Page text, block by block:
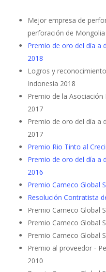
Mejor empresa de
perforación de Mongolia
Premio de oro del día a
2018
Logros y
Indonesia 2018
Premio de la
2017
Premio de oro del día a
2017
Premio Rio Tinto al
Premio de oro del día a
2016
Premio Cameco Global
Resolución Contratista
Premio Cameco Global
Premio Cameco Global
Premio Cameco Global
Premio al proveedor -
2010